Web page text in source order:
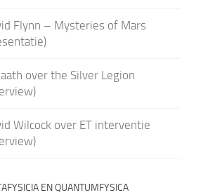
Flynn – Mysteries of Mars
over the Silver Legion
Wilcock over ET interventie
EN QUANTUMFYSICA